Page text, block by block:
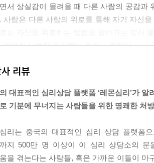
서 상실감이 몰려올 때 다른 사람의 공감과
사람은 다른 사람의 위로를 통해 자기 자신
기분이 나쁘면 폭식하는 이유」 중에서
부정적인 감정을 느끼는 것에 대해 걱정
이다. 오히려 유쾌하고 즐거운 감정 이외의
괜찮아, 그건 아주 자연스러운 감정이야」 중
도둑이 나도 같은 불평을 해주기를, 자신
찮다. 습관적으로 남 욕하기, 문제 있으면 남
리뷰
대표적인 심리상담 플랫폼 ‘레몬심리’가 알
기분에 무너지는 사람들을 위한 명쾌한 처방
리는 중국의 대표적인 심리 상담 플랫폼
지 500만 명 이상이 이 심리 상담소의
을 겪는다는 사람들, 혹은 가까운 이들이